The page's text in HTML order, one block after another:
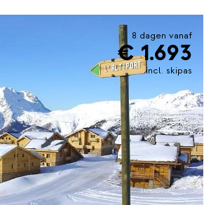
8 dagen vanaf
€ 1.693
incl. skipas